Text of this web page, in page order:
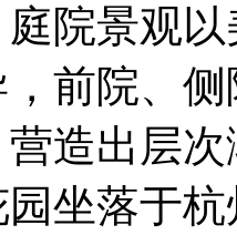
院景观
前院、
造出层
坐落于